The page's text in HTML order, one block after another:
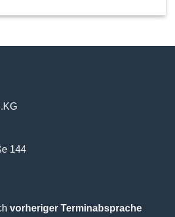
144
vorheriger Terminabsprache